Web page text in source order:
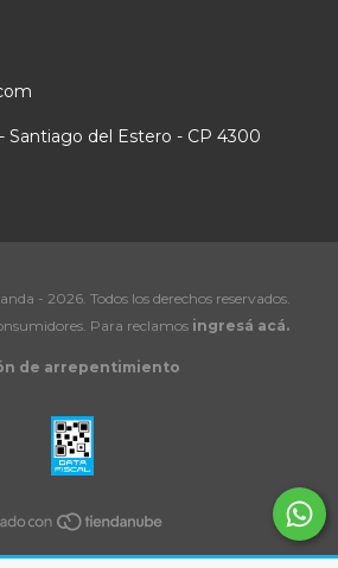
Santiago del Estero - CP 4300
- 2026. Todos los derechos reservados.
Para reclamos ingresá acá.
de arrepentimiento